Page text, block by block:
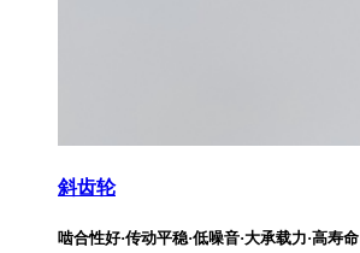
斜齿轮
啮合性好·传动平稳·低噪音·大承载力·高寿命